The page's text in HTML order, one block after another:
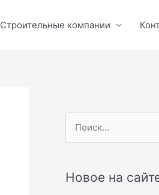
Строительные компании
с
Новое на